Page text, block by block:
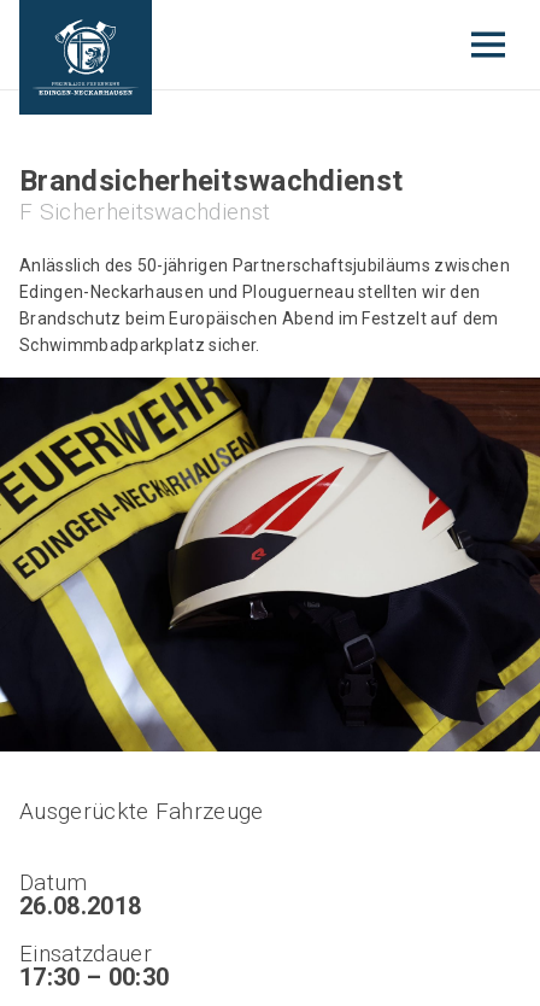
Brandsicherheitswachdienst
F Sicherheitswachdienst
Anlässlich des 50-jährigen Partnerschaftsjubiläums zwischen
Edingen-Neckarhausen und Plouguerneau stellten wir den
Brandschutz beim Europäischen Abend im Festzelt auf dem
Schwimmbadparkplatz sicher.
Ausgerückte Fahrzeuge
Datum
26.08.2018
Einsatzdauer
17:30 – 00:30